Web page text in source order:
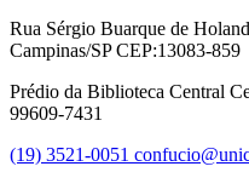
Rua Sérgio Buarque de
Campinas/SP CEP:13083-859
Prédio da Biblioteca Central
99609-7431
(19) 3521-0051